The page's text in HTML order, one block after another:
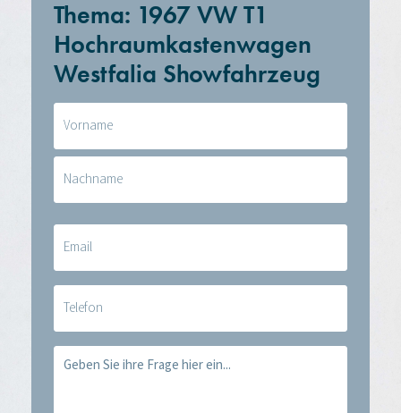
Thema: 1967 VW T1
Hochraumkastenwagen
Westfalia Showfahrzeug
E-
mail
Telefoon
Vraag
(erforderlich)